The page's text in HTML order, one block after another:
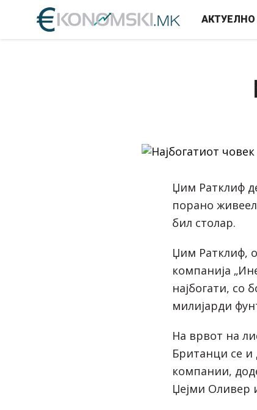
АКТУЕЛНО
Џим Ратклиф
порано
бил столар.
Џим Ратклиф,
компанија
најбогати, со
милијарди
На врвот на
Британци се и
компании,
Џејми Оливер